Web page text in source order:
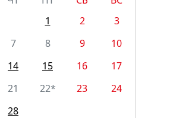
1
2
3
7 8 9
10
14 15 16
17
21 22* 23
24
28